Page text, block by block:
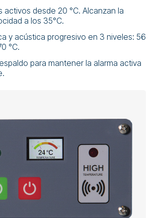
activos desde 20 °C. Alcanzan la
a los 35°C.
y acústica progresivo en 3 niveles: 56
°C.
para mantener la alarma activa